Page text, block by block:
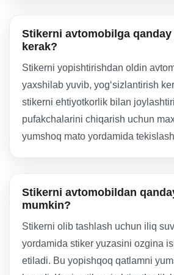
Stikerni avtomobilga
kerak?
Stikerni yopishtirishdan oldin
yaxshilab yuvib, yog‘sizlantirish
stikerni ehtiyotkorlik bilan
pufakchalarini chiqarish uchun
yumshoq mato yordamida
Stikerni avtomobildan
mumkin?
Stikerni olib tashlash uchun iliq
yordamida stiker yuzasini ozgina
etiladi. Bu yopishqoq qatlamni